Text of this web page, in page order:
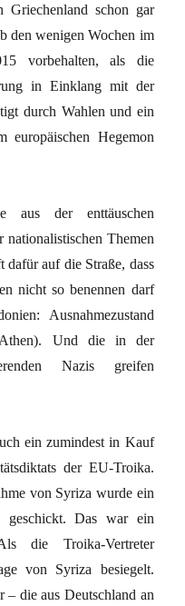
Griechenland schon gar
den wenigen Wochen im
vorbehalten, als die
in Einklang mit der
durch Wahlen und ein
europäischen Hegemon
aus der enttäuschen
Themen
dafür auf die Straße, dass
nicht so benennen darf
Ausnahmezustand
Athen). Und die in der
Nazis greifen
ein zumindest in Kauf
der EU-Troika.
von Syriza wurde ein
geschickt. Das war ein
die Troika-Vertreter
von Syriza besiegelt.
die aus Deutschland an